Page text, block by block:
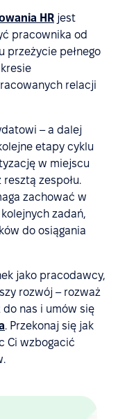
HR jest
pracownika od
przeżycie pełnego
relacji
– a dalej
etapy cyklu
w miejscu
zespołu.
zachować w
zadań,
do osiągania
jako pracodawcy,
rozwój – rozważ
do nas i umów się
. Przekonaj się jak
Ci wzbogacić